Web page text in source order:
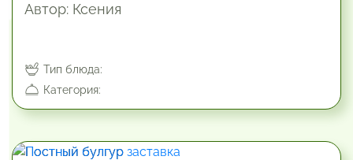
Автор: Ксения
Тип блюда:
Категория: